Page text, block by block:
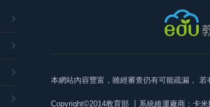
本網站內容豐富，雖經審查仍有可能疏漏， 若
Copyright©2014教育部 丨系統維運廠商：卡